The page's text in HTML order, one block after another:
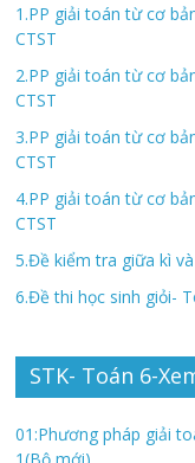
1.PP giải toán từ cơ
CTST
2.PP giải toán từ cơ
CTST
3.PP giải toán từ cơ
CTST
4.PP giải toán từ cơ
CTST
5.Đề kiểm tra giữa kì
6.Đề thi học sinh giỏi-
STK- Toán 6-
01:Phương pháp giải
1(Bộ mới)